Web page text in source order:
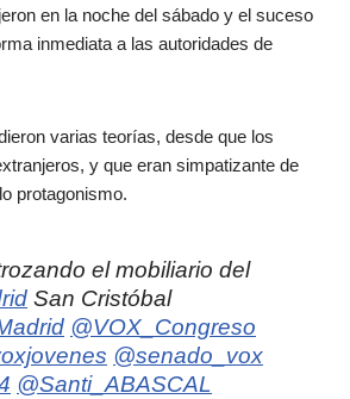
en la noche del sábado y el suceso
inmediata a las autoridades de
varias teorías, desde que los
y que eran simpatizante de
protagonismo.
el mobiliario del
San Cristóbal
@VOX_Congreso
@senado_vox
@Santi_ABASCAL